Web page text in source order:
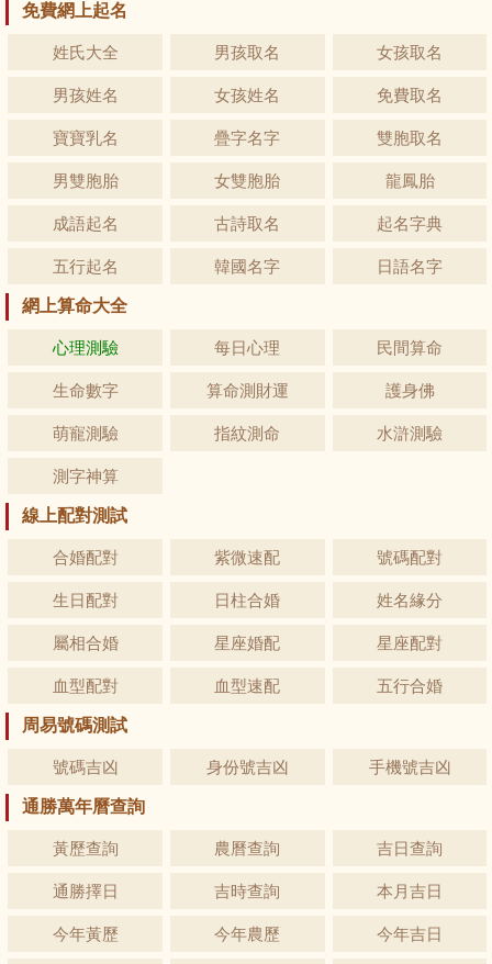
免費網上起名
姓氏大全 男孩取名 女孩取名
男孩姓名 女孩姓名 免費取名
寶寶乳名 疊字名字 雙胞取名
男雙胞胎 女雙胞胎 龍鳳胎
成語起名 古詩取名 起名字典
五行起名 韓國名字 日語名字
網上算命大全
心理測驗 每日心理 民間算命
生命數字 算命測財運 護身佛
萌寵測驗 指紋測命 水滸測驗
測字神算
線上配對測試
合婚配對 紫微速配 號碼配對
生日配對 日柱合婚 姓名緣分
屬相合婚 星座婚配 星座配對
血型配對 血型速配 五行合婚
周易號碼測試
號碼吉凶 身份號吉凶 手機號吉凶
通勝萬年曆查詢
黃歷查詢 農曆查詢 吉日查詢
通勝擇日 吉時查詢 本月吉日
今年黃歷 今年農歷 今年吉日